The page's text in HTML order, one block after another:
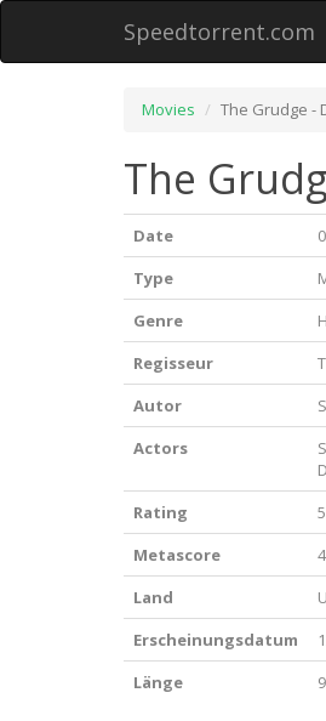
Speedtorrent.com
Movies The Grudge -
The
Date
Type
Genre
Regisseur
Autor
Actors
Rating
Metascore
Land
Erscheinungsdatum
Länge